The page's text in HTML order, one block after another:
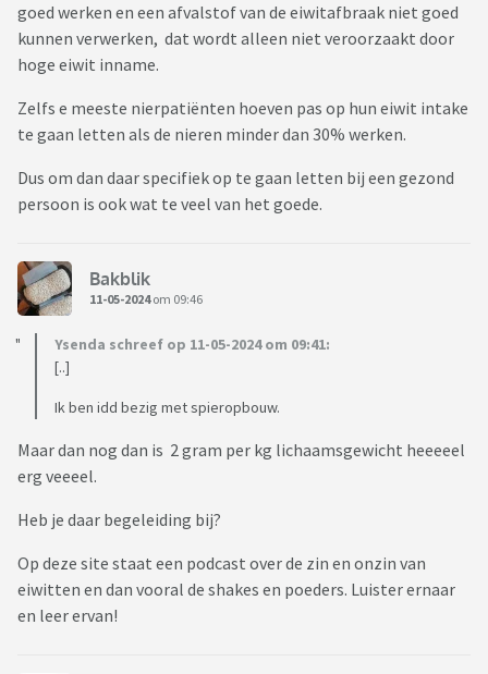
goed werken en een afvalstof van de eiwitafbraak niet goed
kunnen verwerken, dat wordt alleen niet veroorzaakt door
hoge eiwit inname.
Zelfs e meeste nierpatiënten hoeven pas op hun eiwit intake
te gaan letten als de nieren minder dan 30% werken.
Dus om dan daar specifiek op te gaan letten bij een gezond
persoon is ook wat te veel van het goede.
Bakblik
11-05-2024om 09:46
Ysenda schreef op 11-05-2024 om 09:41:
[..]
Ik ben idd bezig met spieropbouw.
Maar dan nog dan is 2 gram per kg lichaamsgewicht heeeeel
erg veeeel.
Heb je daar begeleiding bij?
Op deze site staat een podcast over de zin en onzin van
eiwitten en dan vooral de shakes en poeders. Luister ernaar
en leer ervan!